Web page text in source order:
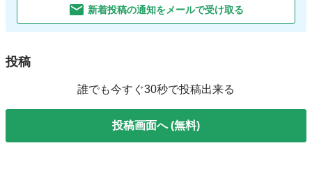
新着投稿の通知をメールで受け取る
投稿
誰でも今すぐ30秒で投稿出来る
投稿画面へ (無料)